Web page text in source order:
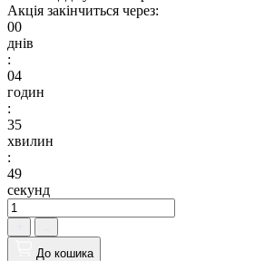
Акція закінчиться через:
00
днів
:
04
годин
:
35
хвилин
:
48
секунд
До кошика